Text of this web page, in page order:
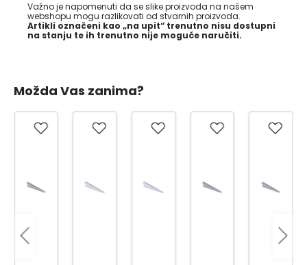
Važno je napomenuti da se slike proizvoda na našem
webshopu mogu razlikovati od stvarnih proizvoda.
Artikli označeni kao „na upit“ trenutno nisu dostupni
na stanju te ih trenutno nije moguće naručiti.
Možda Vas zanima?